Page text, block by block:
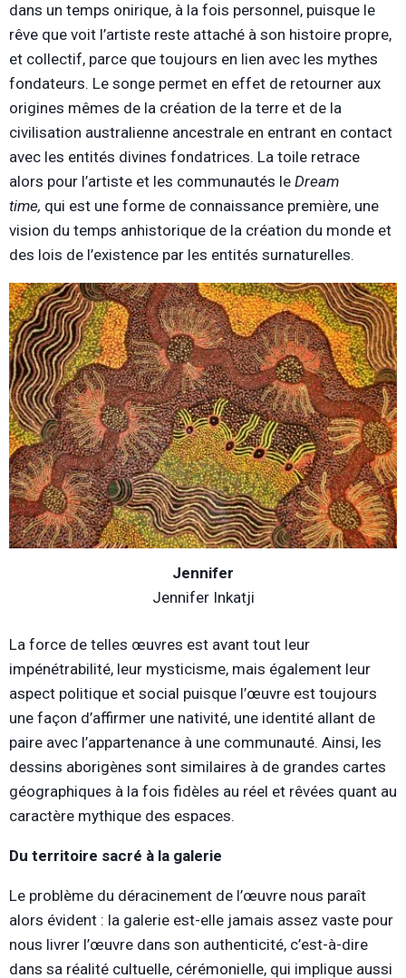
dans un temps onirique, à la fois personnel, puisque le
rêve que voit l’artiste reste attaché à son histoire propre,
et collectif, parce que toujours en lien avec les mythes
fondateurs. Le songe permet en effet de retourner aux
origines mêmes de la création de la terre et de la
civilisation australienne ancestrale en entrant en contact
avec les entités divines fondatrices. La toile retrace
alors pour l’artiste et les communautés le Dream
time, qui est une forme de connaissance première, une
vision du temps anhistorique de la création du monde et
des lois de l’existence par les entités surnaturelles.
Jennifer
Jennifer Inkatji
La force de telles œuvres est avant tout leur
impénétrabilité, leur mysticisme, mais également leur
aspect politique et social puisque l’œuvre est toujours
une façon d’affirmer une nativité, une identité allant de
paire avec l’appartenance à une communauté. Ainsi, les
dessins aborigènes sont similaires à de grandes cartes
géographiques à la fois fidèles au réel et rêvées quant au
caractère mythique des espaces.
Du territoire sacré à la galerie
Le problème du déracinement de l’œuvre nous paraît
alors évident : la galerie est-elle jamais assez vaste pour
nous livrer l’œuvre dans son authenticité, c’est-à-dire
dans sa réalité cultuelle, cérémonielle, qui implique aussi